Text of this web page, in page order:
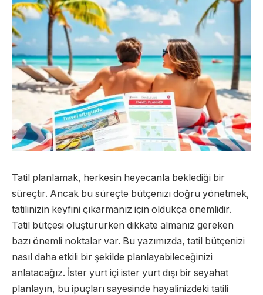
Tatil planlamak, herkesin heyecanla beklediği bir
süreçtir. Ancak bu süreçte bütçenizi doğru yönetmek,
tatilinizin keyfini çıkarmanız için oldukça önemlidir.
Tatil bütçesi oluştururken dikkate almanız gereken
bazı önemli noktalar var. Bu yazımızda, tatil bütçenizi
nasıl daha etkili bir şekilde planlayabileceğinizi
anlatacağız. İster yurt içi ister yurt dışı bir seyahat
planlayın, bu ipuçları sayesinde hayalinizdeki tatili